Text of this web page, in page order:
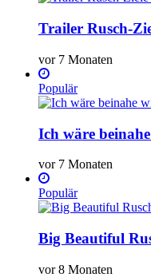
Trailer Rusch-
vor 7 Monaten
Populär
Ich wäre
vor 7 Monaten
Populär
Big Beautiful
vor 8 Monaten